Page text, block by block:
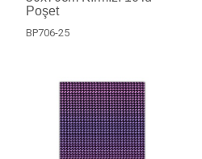
Poşet
BP706-25